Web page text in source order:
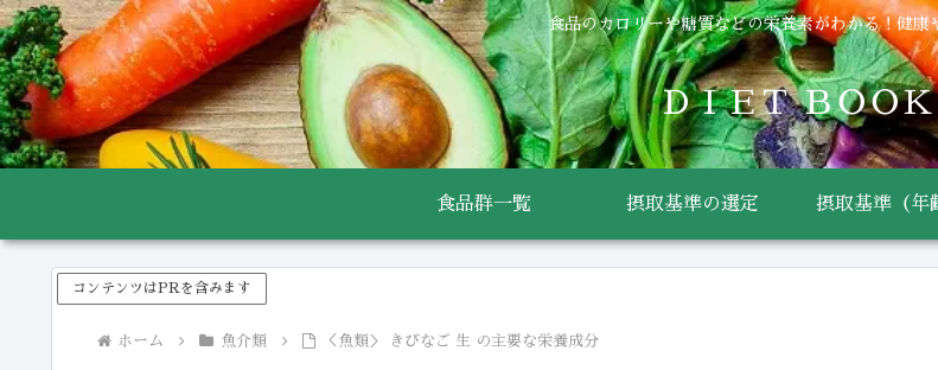
食品のカロリーや糖質などの栄養素がわかる！健康
ＤＩＥＴ ＢＯＯＫ
食品群一覧 摂取基準の選定 摂取基準（年
コンテンツはPRを含みます
ホーム 魚介類 ＜魚類＞ きびなご 生 の主要な栄養成分